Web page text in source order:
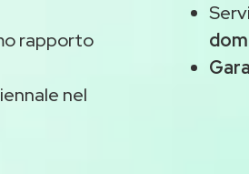
rapporto
nel